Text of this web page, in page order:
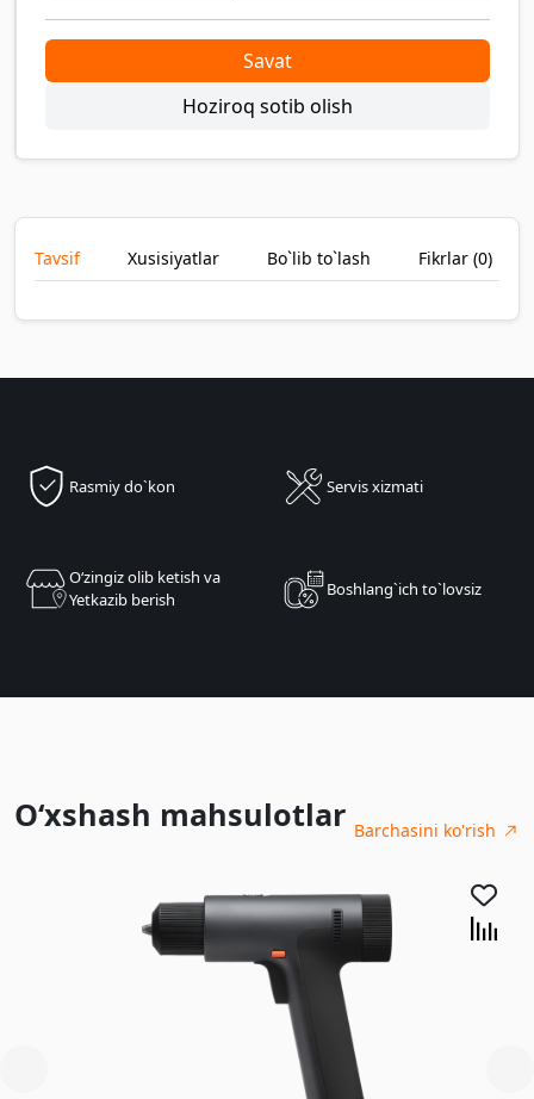
Savat
Hoziroq sotib olish
Tavsif Xusisiyatlar Bo`lib to`lash Fikrlar (0)
Rasmiy do`kon Servis xizmati
Oʻzingiz olib ketish va
Yetkazib berish
Boshlang`ich to`lovsiz
O‘xshash mahsulotlar Barchasini ko'rish